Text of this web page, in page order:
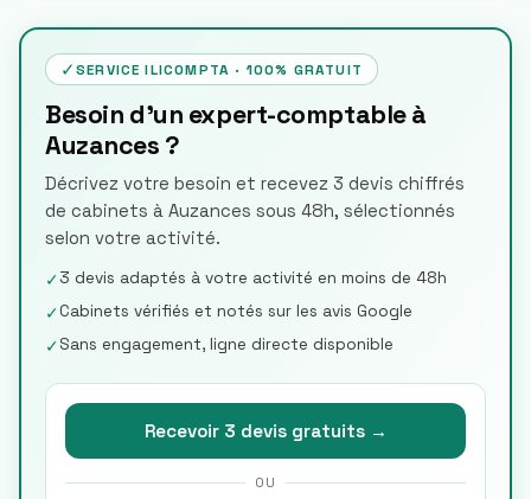
✓ SERVICE ILICOMPTA · 100% GRATUIT
Besoin d'un expert-comptable à
Auzances ?
Décrivez votre besoin et recevez 3 devis chiffrés
de cabinets à Auzances sous 48h, sélectionnés
selon votre activité.
✓3 devis adaptés à votre activité en moins de 48h
✓Cabinets vérifiés et notés sur les avis Google
✓Sans engagement, ligne directe disponible
Recevoir 3 devis gratuits →
OU